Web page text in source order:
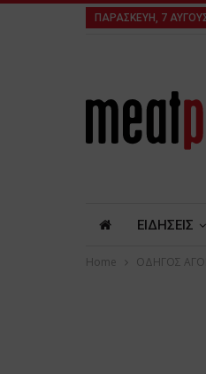
ΠΑΡΑΣΚΕΥΉ, 7
ΕΙΔΗΣΕΙΣ
Home ΟΔΗΓΟΣ